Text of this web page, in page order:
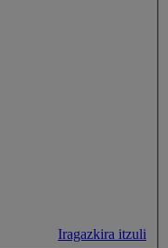
Iragazkira itzuli